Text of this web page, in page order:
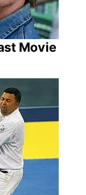
Movie